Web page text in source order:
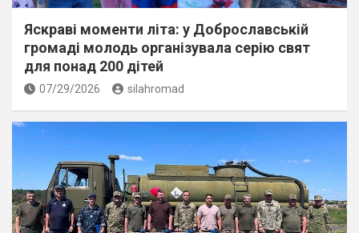
Яскраві моменти літа: у Доброславській
громаді молодь організувала серію свят
для понад 200 дітей
07/29/2026 silahromad